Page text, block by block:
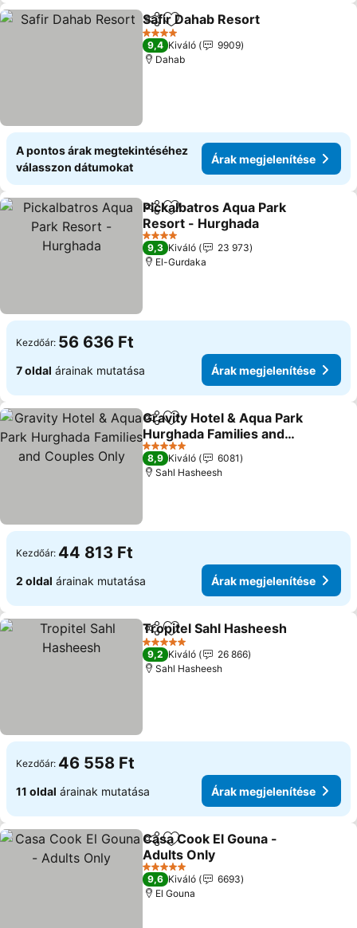
Megosztás
Hozzáadás a kedvencekhez
Safir Dahab Resort
4 Kategória
9,4 Kiváló
9909
Dahab
A pontos árak megtekintéséhez
válasszon dátumokat
Árak megjelenítése
Megosztás
Hozzáadás a kedvencekhez
Pickalbatros Aqua Park
Resort - Hurghada
4 Kategória
9,3 Kiváló
23 973
El-Gurdaka
Kezdőár: 56 636 Ft
7 oldal árainak mutatása Árak megjelenítése
Megosztás
Hozzáadás a kedvencekhez
Gravity Hotel & Aqua Park
Hurghada Families and
Couples Only
5 Kategória
8,9 Kiváló
6081
Sahl Hasheesh
Kezdőár: 44 813 Ft
2 oldal árainak mutatása Árak megjelenítése
Megosztás
Hozzáadás a kedvencekhez
Tropitel Sahl Hasheesh
5 Kategória
9,2 Kiváló
26 866
Sahl Hasheesh
Kezdőár: 46 558 Ft
11 oldal árainak mutatása Árak megjelenítése
Megosztás
Hozzáadás a kedvencekhez
Casa Cook El Gouna -
Adults Only
5 Kategória
9,6 Kiváló
6693
El Gouna